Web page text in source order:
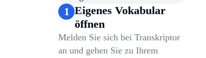
1 Eigenes Vokabular
öffnen
Melden Sie sich bei Transkriptor
an und gehen Sie zu Ihrem